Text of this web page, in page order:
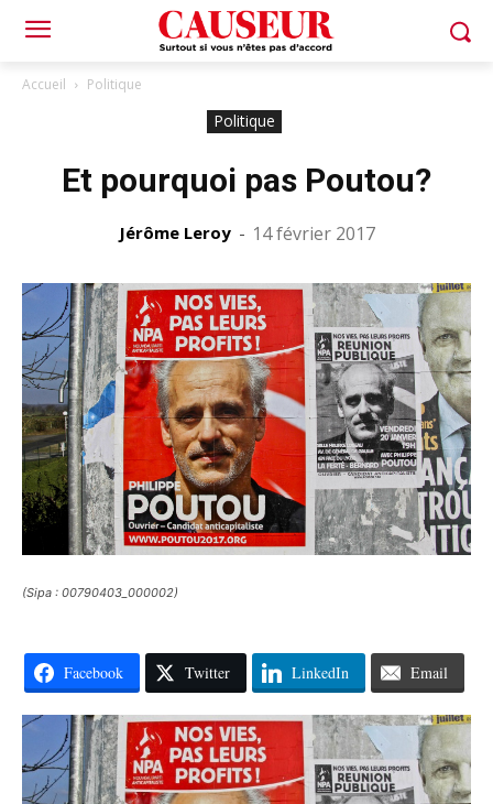
Accueil Politique
Politique
Et pourquoi pas Poutou?
Jérôme Leroy - 14 février 2017
(Sipa : 00790403_000002)
Facebook Twitter LinkedIn Email